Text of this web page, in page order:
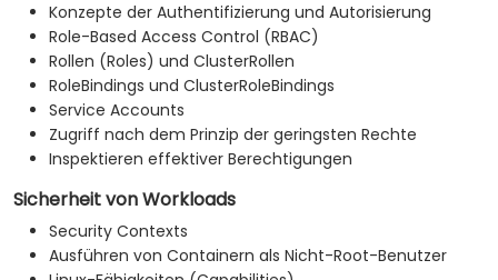
Konzepte der Authentifizierung und Autorisierung
Role-Based Access Control (RBAC)
Rollen (Roles) und ClusterRollen
RoleBindings und ClusterRoleBindings
Service Accounts
Zugriff nach dem Prinzip der geringsten Rechte
Inspektieren effektiver Berechtigungen
Sicherheit von Workloads
Security Contexts
Ausführen von Containern als Nicht-Root-Benutzer